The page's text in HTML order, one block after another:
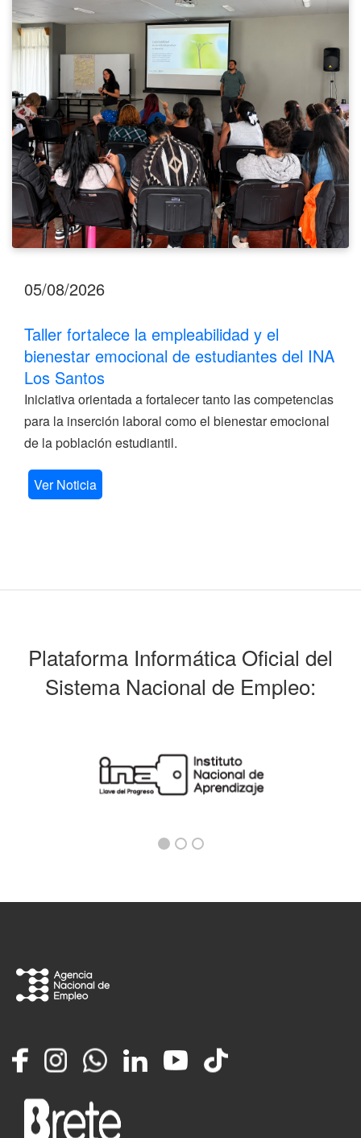
y
el
bienestar
emocional
de
estudiantes
del
INA
Los
Santos
05/08/2026
Taller fortalece la empleabilidad y el
bienestar emocional de estudiantes del INA
Los Santos
Iniciativa orientada a fortalecer tanto las competencias
para la inserción laboral como el bienestar emocional
de la población estudiantil.
Ver Noticia
Plataforma Informática Oficial del
Sistema Nacional de Empleo:
FacebookInstagramWhatsappLinkedInYouTube
TikTok